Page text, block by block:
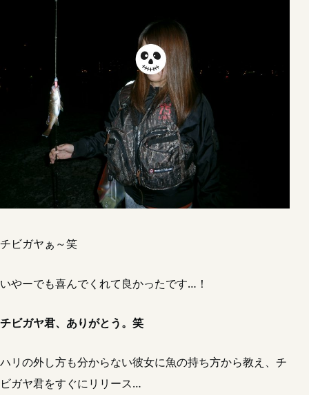
チビガヤぁ～笑
いやーでも喜んでくれて良かったです…！
チビガヤ君、ありがとう。笑
ハリの外し方も分からない彼女に魚の持ち方から教え、チ
ビガヤ君をすぐにリリース…